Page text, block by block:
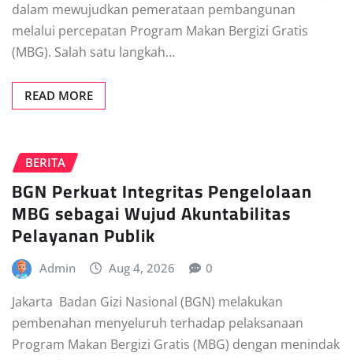
dalam mewujudkan pemerataan pembangunan
melalui percepatan Program Makan Bergizi Gratis
(MBG). Salah satu langkah…
READ MORE
BERITA
BGN Perkuat Integritas Pengelolaan
MBG sebagai Wujud Akuntabilitas
Pelayanan Publik
Admin Aug 4, 2026 0
Jakarta  Badan Gizi Nasional (BGN) melakukan
pembenahan menyeluruh terhadap pelaksanaan
Program Makan Bergizi Gratis (MBG) dengan menindak